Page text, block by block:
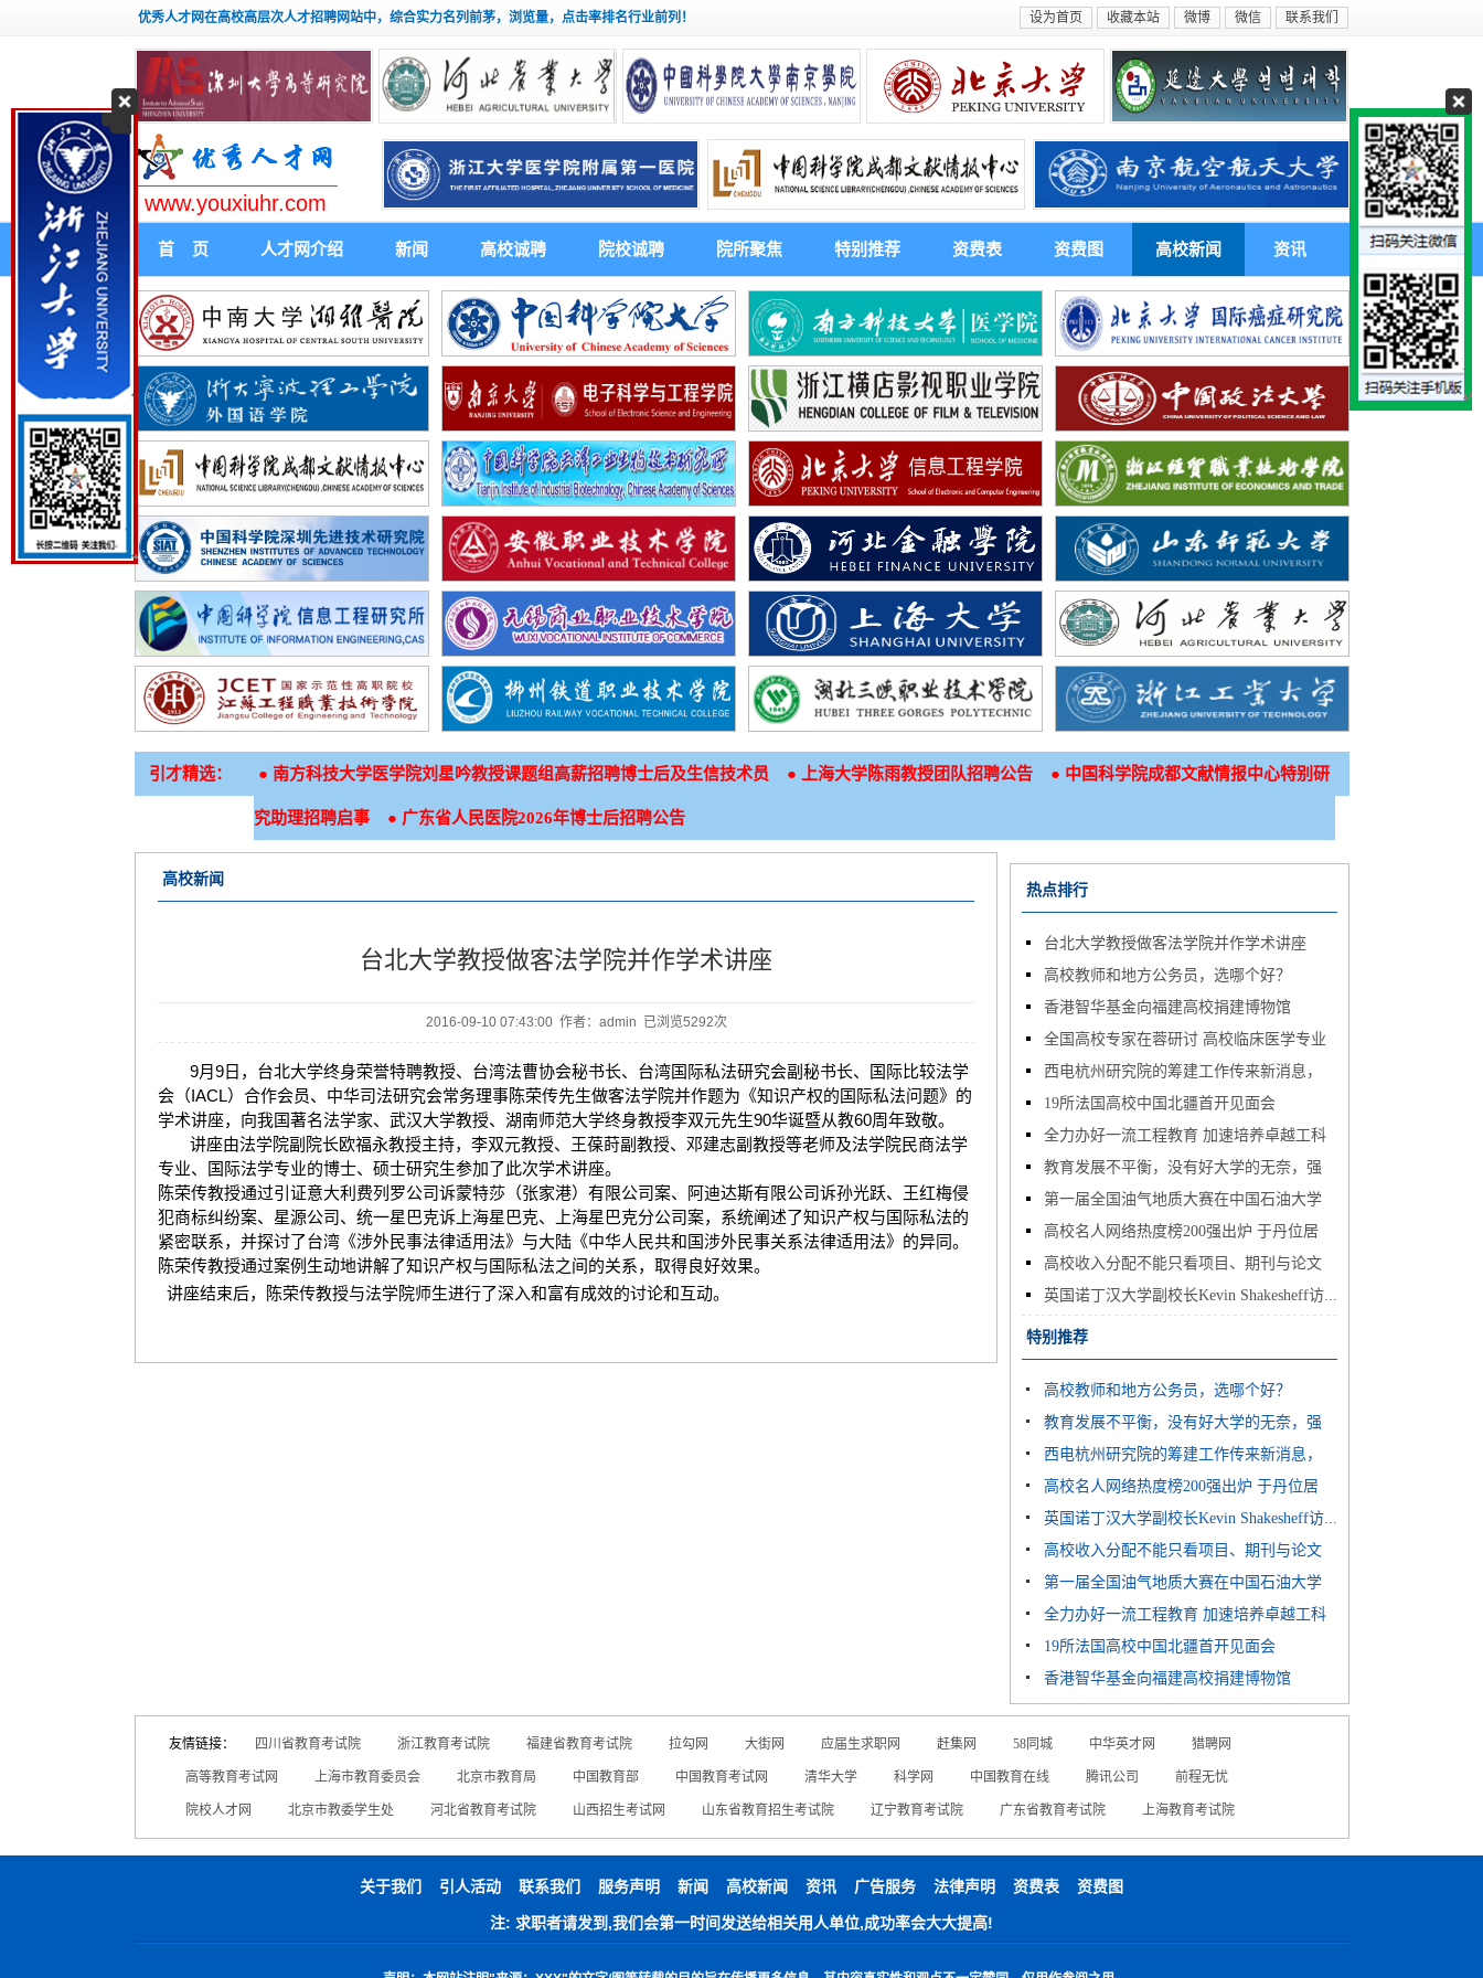
优秀人才网在高校高层次人才招聘网站中，综合实力名列前茅，浏览量，点击率排名行业前列！ 设为首页 收藏本站 微博 微信 联系我们
www.youxiuhr.com
首 页 人才网介绍 新闻 高校诚聘 院校诚聘 院所聚焦 特别推荐 资费表 资费图 高校新闻 资讯
引才精选： ● 南方科技大学医学院刘星吟教授课题组高薪招聘博士后及生信技术员 ● 上海大学陈雨教授团队招聘公告● 中国科学院成都文献情报中心特别研
究助理招聘启事● 广东省人民医院2026年博士后招聘公告
高校新闻
台北大学教授做客法学院并作学术讲座
2016-09-10 07:43:00 作者：admin 已浏览5292次
9月9日，台北大学终身荣誉特聘教授、台湾法曹协会秘书长、台湾国际私法研究会副秘书长、国际比较法学
会（IACL）合作会员、中华司法研究会常务理事陈荣传先生做客法学院并作题为《知识产权的国际私法问题》的
学术讲座，向我国著名法学家、武汉大学教授、湖南师范大学终身教授李双元先生90华诞暨从教60周年致敬。
讲座由法学院副院长欧福永教授主持，李双元教授、王葆莳副教授、邓建志副教授等老师及法学院民商法学
专业、国际法学专业的博士、硕士研究生参加了此次学术讲座。
陈荣传教授通过引证意大利费列罗公司诉蒙特莎（张家港）有限公司案、阿迪达斯有限公司诉孙光跃、王红梅侵
犯商标纠纷案、星源公司、统一星巴克诉上海星巴克、上海星巴克分公司案，系统阐述了知识产权与国际私法的
紧密联系，并探讨了台湾《涉外民事法律适用法》与大陆《中华人民共和国涉外民事关系法律适用法》的异同。
陈荣传教授通过案例生动地讲解了知识产权与国际私法之间的关系，取得良好效果。
讲座结束后，陈荣传教授与法学院师生进行了深入和富有成效的讨论和互动。
热点排行
台北大学教授做客法学院并作学术讲座
高校教师和地方公务员，选哪个好？
香港智华基金向福建高校捐建博物馆
全国高校专家在蓉研讨 高校临床医学专业
怎...西电杭州研究院的筹建工作传来新消息，
多...19所法国高校中国北疆首开见面会
全力办好一流工程教育 加速培养卓越工科
人...教育发展不平衡，没有好大学的无奈，强
如...第一届全国油气地质大赛在中国石油大学
（...高校名人网络热度榜200强出炉 于丹位居
榜...高校收入分配不能只看项目、期刊与论文
英国诺丁汉大学副校长Kevin Shakesheff访...
特别推荐
高校教师和地方公务员，选哪个好？
教育发展不平衡，没有好大学的无奈，强
如...西电杭州研究院的筹建工作传来新消息，
多...高校名人网络热度榜200强出炉 于丹位居
榜...英国诺丁汉大学副校长Kevin Shakesheff访...
高校收入分配不能只看项目、期刊与论文
第一届全国油气地质大赛在中国石油大学
（...全力办好一流工程教育 加速培养卓越工科
人...19所法国高校中国北疆首开见面会
香港智华基金向福建高校捐建博物馆
友情链接： 四川省教育考试院 浙江教育考试院 福建省教育考试院 拉勾网 大街网 应届生求职网 赶集网 58同城 中华英才网 猎聘网
高等教育考试网 上海市教育委员会 北京市教育局 中国教育部 中国教育考试网 清华大学 科学网 中国教育在线 腾讯公司 前程无忧
院校人才网 北京市教委学生处 河北省教育考试院 山西招生考试网 山东省教育招生考试院 辽宁教育考试院 广东省教育考试院 上海教育考试院
关于我们 引人活动 联系我们 服务声明 新闻 高校新闻 资讯 广告服务 法律声明 资费表 资费图
注: 求职者请发到,我们会第一时间发送给相关用人单位,成功率会大大提高!